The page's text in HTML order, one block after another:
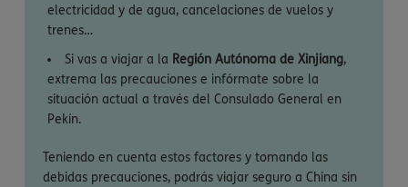
electricidad y de agua, cancelaciones de vuelos y
trenes…
Si vas a viajar a la Región Autónoma de Xinjiang,
extrema las precauciones e infórmate sobre la
situación actual a través del Consulado General en
Pekín.
Teniendo en cuenta estos factores y tomando las
debidas precauciones, podrás viajar seguro a China sin